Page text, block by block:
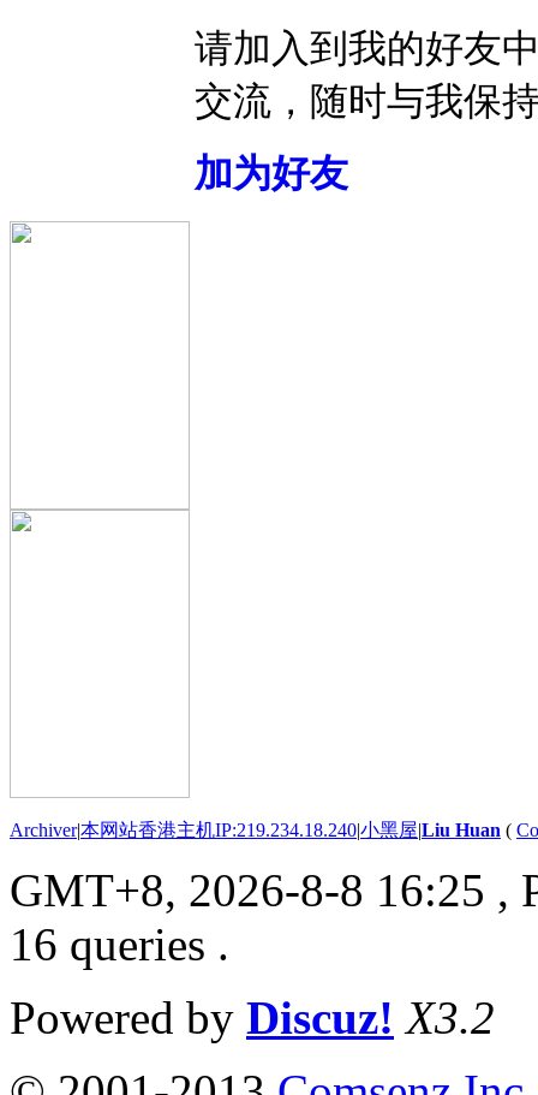
请加入到我的好友
交流，随时与我保
加为好友
Archiver|本网站香港主机IP:219.234.18.240|小黑屋|Liu Huan (
GMT+8, 2026-8-8 16:25 ,
16 queries .
Powered by Discuz! X3.2